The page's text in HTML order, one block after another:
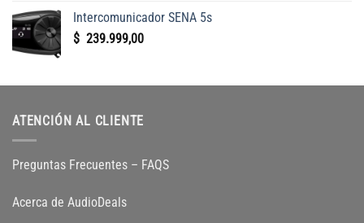
Intercomunicador SENA 5s
$ 239.999,00
ATENCIÓN AL CLIENTE
Preguntas Frecuentes – FAQS
Acerca de AudioDeals